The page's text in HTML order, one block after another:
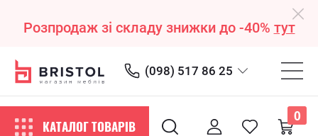
Розпродаж зі складу знижки до -40% тут
(098) 517 86 25
КАТАЛОГ ТОВАРІВ
0